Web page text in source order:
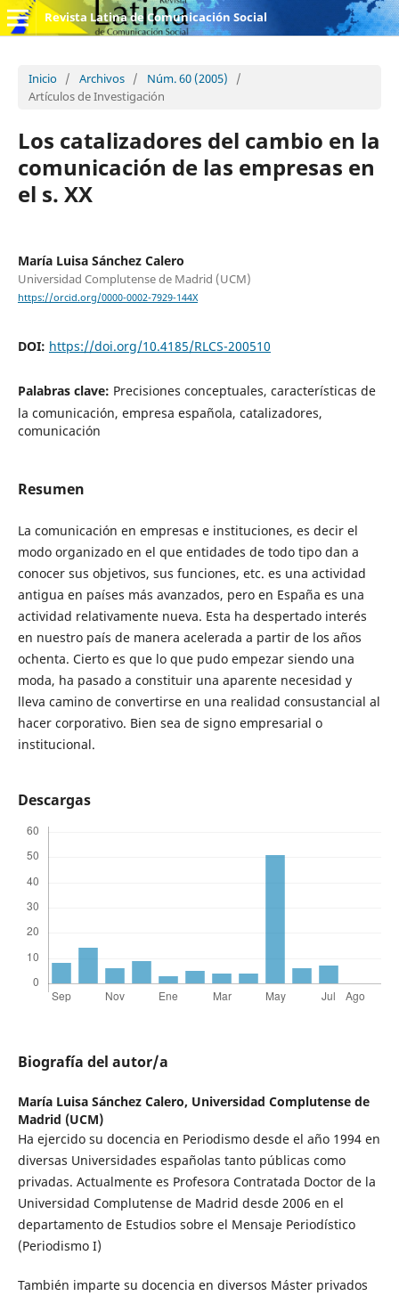
Revista Latina de Comunicación Social
Inicio / Archivos / Núm. 60 (2005)
/
Artículos de Investigación
Los catalizadores del cambio en la
comunicación de las empresas en
el s. XX
María Luisa Sánchez Calero
Universidad Complutense de Madrid (UCM)
https://orcid.org/0000-0002-7929-144X
DOI: https://doi.org/10.4185/RLCS-200510
Palabras clave: Precisiones conceptuales, características de
la comunicación, empresa española, catalizadores,
comunicación
Resumen
La comunicación en empresas e instituciones, es decir el
modo organizado en el que entidades de todo tipo dan a
conocer sus objetivos, sus funciones, etc. es una actividad
antigua en países más avanzados, pero en España es una
actividad relativamente nueva. Esta ha despertado interés
en nuestro país de manera acelerada a partir de los años
ochenta. Cierto es que lo que pudo empezar siendo una
moda, ha pasado a constituir una aparente necesidad y
lleva camino de convertirse en una realidad consustancial al
hacer corporativo. Bien sea de signo empresarial o
institucional.
Descargas
Biografía del autor/a
María Luisa Sánchez Calero, Universidad Complutense de
Madrid (UCM)
Ha ejercido su docencia en Periodismo desde el año 1994 en
diversas Universidades españolas tanto públicas como
privadas. Actualmente es Profesora Contratada Doctor de la
Universidad Complutense de Madrid desde 2006 en el
departamento de Estudios sobre el Mensaje Periodístico
(Periodismo I)
También imparte su docencia en diversos Máster privados